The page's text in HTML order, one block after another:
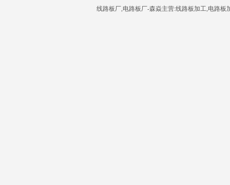
线路板厂,电路板厂-森焱主营:线路板加工,电路板